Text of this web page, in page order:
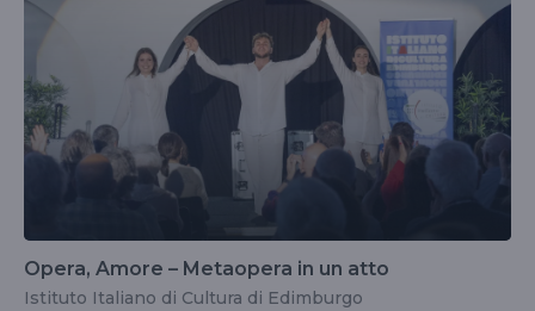
Opera, Amore – Metaopera in un atto
Istituto Italiano di Cultura di Edimburgo